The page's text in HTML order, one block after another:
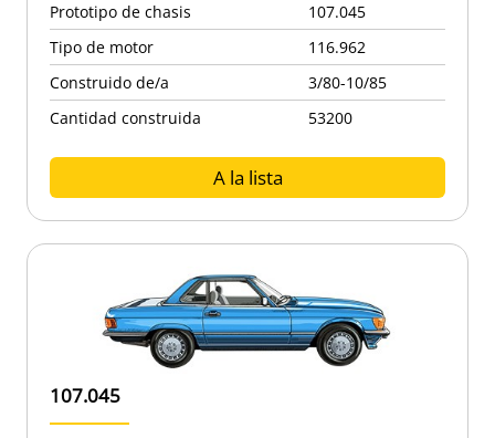
Prototipo de chasis
107.045
Tipo de motor
116.962
Construido de/a
3/80-10/85
Cantidad construida
53200
A la lista
107.045